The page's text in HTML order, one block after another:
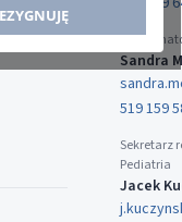
Sandra
519 159
Sekretarz
Pediatria
Jacek